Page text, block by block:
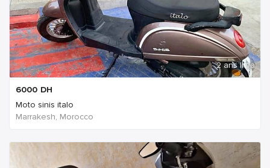
2 ans Il ya
6000 DH
Moto sinis italo
Marrakesh, Morocco